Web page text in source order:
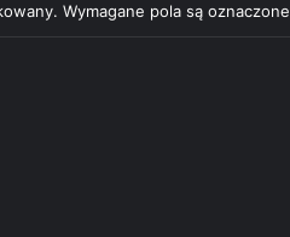
Wymagane pola są oznaczone